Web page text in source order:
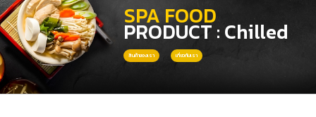
สินค้าของเรา เกี่ยวกับเรา
SPA FOOD
PRODUCT : Chilled